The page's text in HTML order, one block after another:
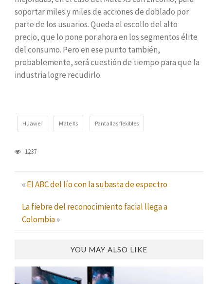
soportar miles y miles de acciones de doblado por
parte de los usuarios. Queda el escollo del alto
precio, que lo pone por ahora en los segmentos élite
del consumo. Pero en ese punto también,
probablemente, será cuestión de tiempo para que la
industria logre recudirlo.
Huawei Mate Xs Pantallas flexibles
1237
«El ABC del lío con la subasta de espectro
La fiebre del reconocimiento facial llega a
Colombia»
YOU MAY ALSO LIKE